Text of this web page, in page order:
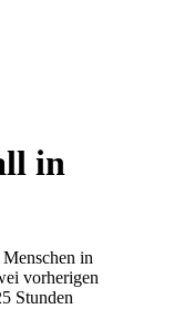
in
in
vorherigen
Stunden